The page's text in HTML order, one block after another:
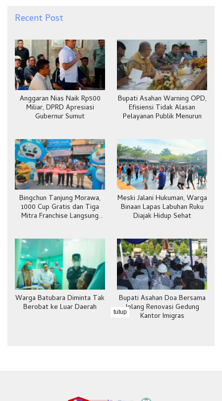
Recent Post
Anggaran Nias Naik Rp500
Miliar, DPRD Apresiasi
Gubernur Sumut
Bupati Asahan Warning OPD,
Efisiensi Tidak Alasan
Pelayanan Publik Menurun
Bingchun Tanjung Morawa,
1000 Cup Gratis dan Tiga
Mitra Franchise Langsung
Meski Jalani Hukuman, Warga
Binaan Lapas Labuhan Ruku
Diajak Hidup Sehat
Warga Batubara Diminta Tak
Berobat ke Luar Daerah
Bupati Asahan Doa Bersama
Jelang Renovasi Gedung
Kantor Imigras
tutup